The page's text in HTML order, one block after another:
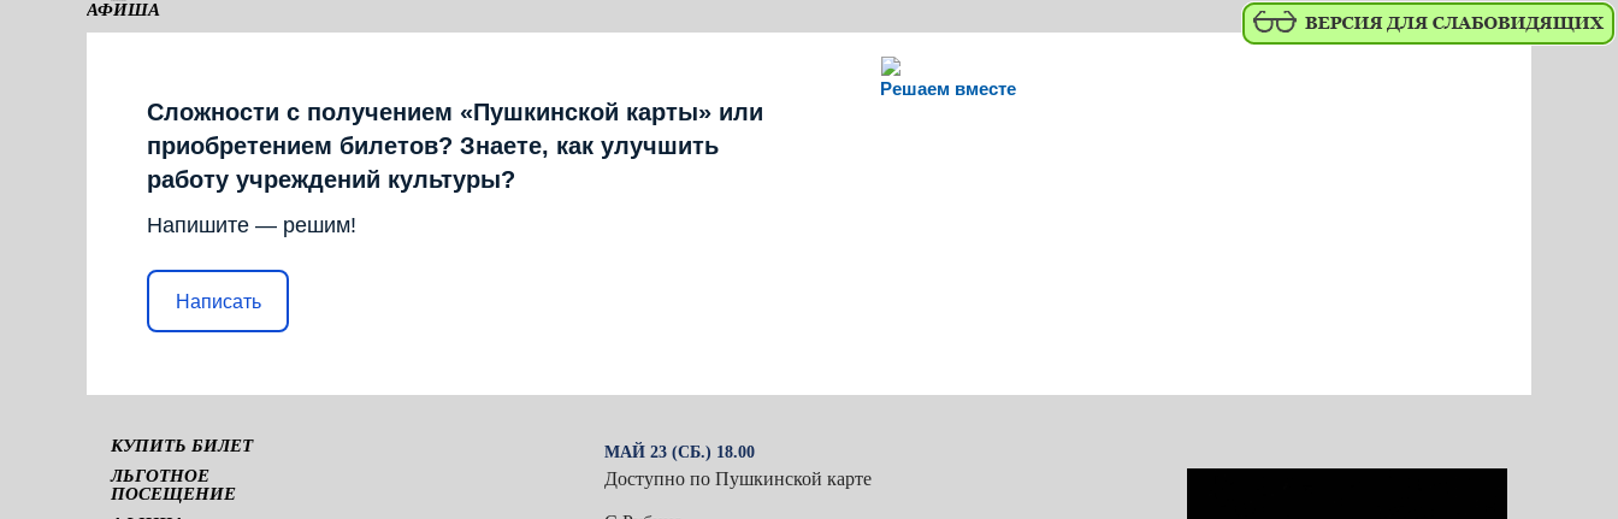
АФИША
Решаем вместе
Сложности с получением «Пушкинской карты» или
приобретением билетов? Знаете, как улучшить
работу учреждений культуры?
Напишите — решим!
Написать
КУПИТЬ БИЛЕТ
ЛЬГОТНОЕ
ПОСЕЩЕНИЕ
МАЙ 23 (СБ.) 18.00
Доступно по Пушкинской карте